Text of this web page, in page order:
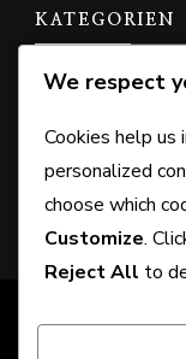
KATEGORIEN
Offizielle Putt
Putt Putt Golf
Putt Putt
© Copyright
We respect
Cookies help us
personalized
choose which
Customize.
Reject All to